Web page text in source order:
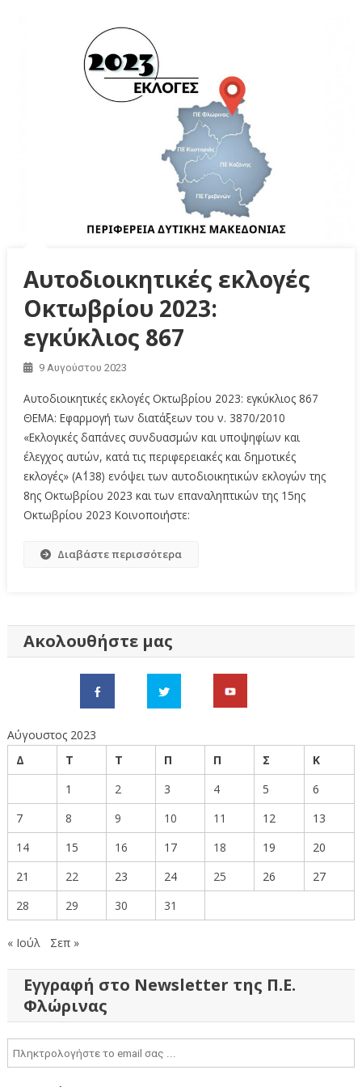
Αυτοδιοικητικές εκλογές
Οκτωβρίου 2023:
εγκύκλιος 867
9 Αυγούστου 2023
Αυτοδιοικητικές εκλογές Οκτωβρίου 2023: εγκύκλιος 867
ΘΕΜΑ: Εφαρμογή των διατάξεων του ν. 3870/2010
«Εκλογικές δαπάνες συνδυασμών και υποψηφίων και
έλεγχος αυτών, κατά τις περιφερειακές και δημοτικές
εκλογές» (Α΄138) ενόψει των αυτοδιοικητικών εκλογών της
8ης Οκτωβρίου 2023 και των επαναληπτικών της 15ης
Οκτωβρίου 2023 Κοινοποιήστε:
Διαβάστε περισσότερα
Ακολουθήστε μας
Αύγουστος 2023
Δ
Τ Τ Π Π Σ
Κ
1
2 3 4 5
6
7
8 9 10 11 12
13
14
15 16 17 18 19
20
21
22 23 24 25 26
27
28
29 30 31
« Ιούλ Σεπ »
Εγγραφή στο Newsletter της Π.Ε.
Φλώρινας